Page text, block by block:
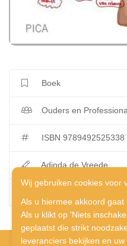
Wij gebruiken cookies voor
Als u hiermee akkoord gaat
Als u klikt op 'Niets
geplaatst die strikt
leveranciers bekijken en
Boek
Ouders en
ISBN 9789492525338
Adinda de Vreede